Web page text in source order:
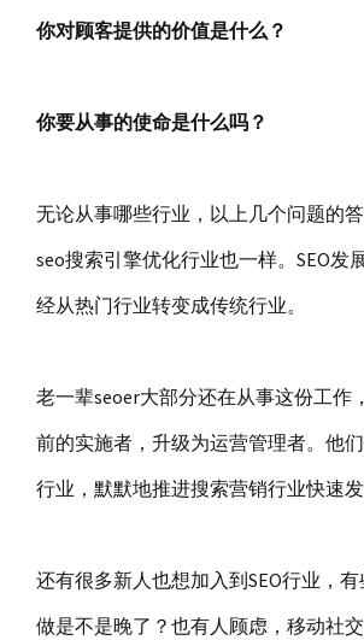
你对顾客提供的价值是什么？
你要从事的使命是什么吗？
无论从事哪些行业，以上几个问题的
seo搜索引擎优化行业也一样。SEO发
经从热门行业转变成传统行业。
老一辈seoer大部分还在从事这份工作
前的实施者，升级为运营管理者。他
行业，默默地推进搜索营销行业快速发
还有很多新人也想加入到SEO行业，
做是不是晚了？也有人顾虑，移动社